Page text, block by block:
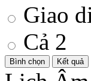
Giao
Cả 2